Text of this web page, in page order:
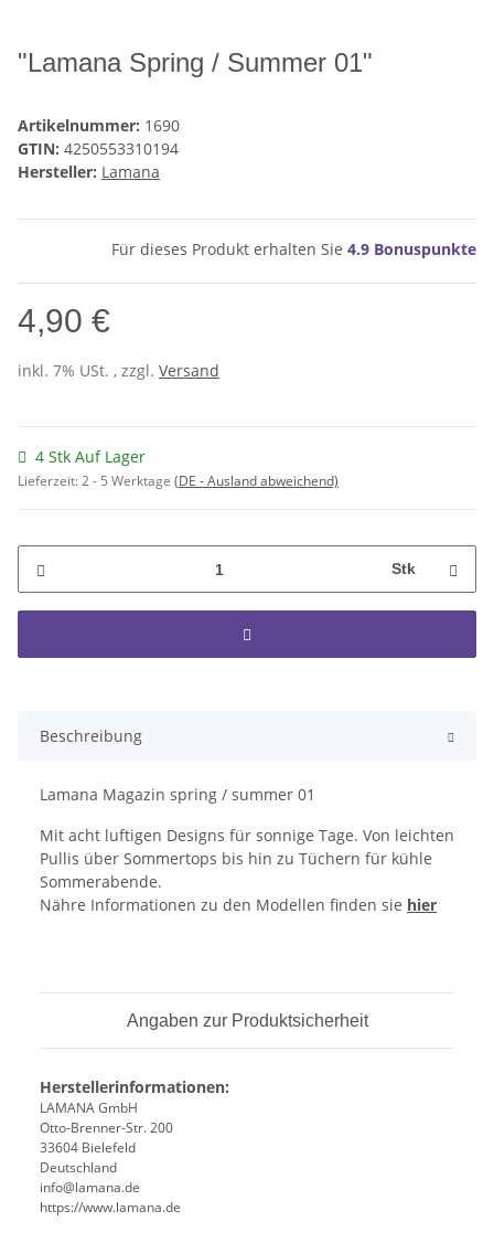
"Lamana Spring / Summer 01"
Artikelnummer: 1690
GTIN: 4250553310194
Hersteller: Lamana
Für dieses Produkt erhalten Sie 4.9 Bonuspunkte
4,90 €
inkl. 7% USt. , zzgl. Versand
4 Stk Auf Lager
Lieferzeit:2 - 5 Werktage (DE - Ausland abweichend)
Stk
Beschreibung
Lamana Magazin spring / summer 01
Mit acht luftigen Designs für sonnige Tage. Von leichten
Pullis über Sommertops bis hin zu Tüchern für kühle
Sommerabende.
Nähre Informationen zu den Modellen finden sie hier
Angaben zur Produktsicherheit
Herstellerinformationen:
LAMANA GmbH
Otto-Brenner-Str. 200
33604 Bielefeld
Deutschland
info@lamana.de
https://www.lamana.de